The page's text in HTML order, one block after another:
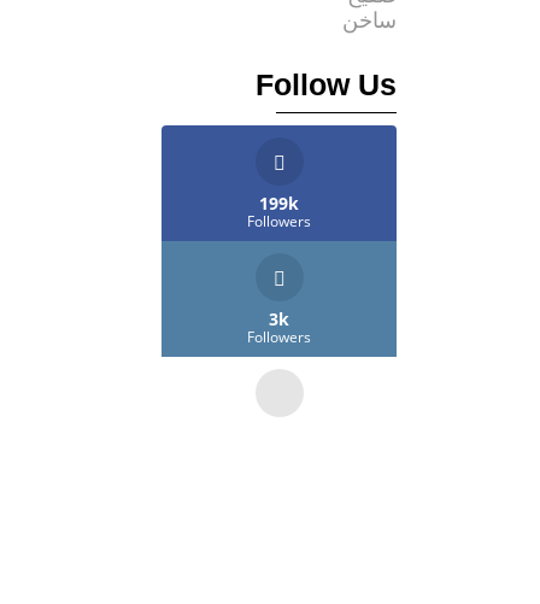
Follow Us
199k
Followers
3k
Followers